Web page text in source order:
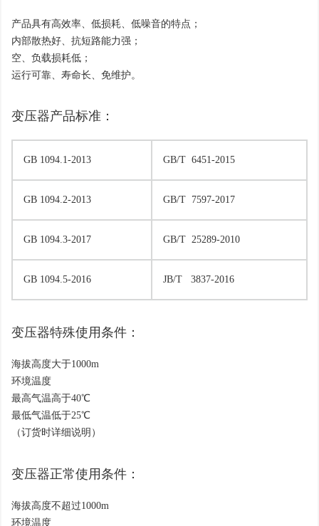
产品具有高效率、低损耗、低噪音的特点；
内部散热好、抗短路能力强；
空、负载损耗低；
运行可靠、寿命长、免维护。
变压器产品标准：
GB 1094.1-2013 GB/T 6451-2015
GB 1094.2-2013 GB/T 7597-2017
GB 1094.3-2017 GB/T 25289-2010
GB 1094.5-2016 JB/T 3837-2016
变压器特殊使用条件：
海拔高度大于1000m
环境温度
最高气温高于40℃
最低气温低于25℃
（订货时详细说明）
变压器正常使用条件：
海拔高度不超过1000m
环境温度